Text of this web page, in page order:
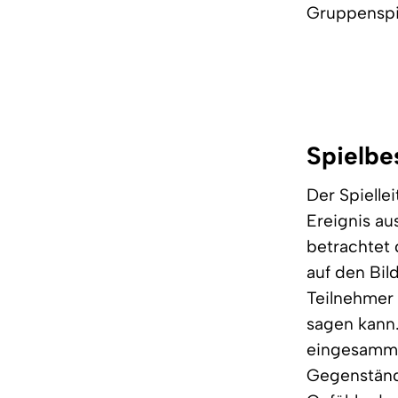
Der
Ereignis
betrachtet
auf den
sagen